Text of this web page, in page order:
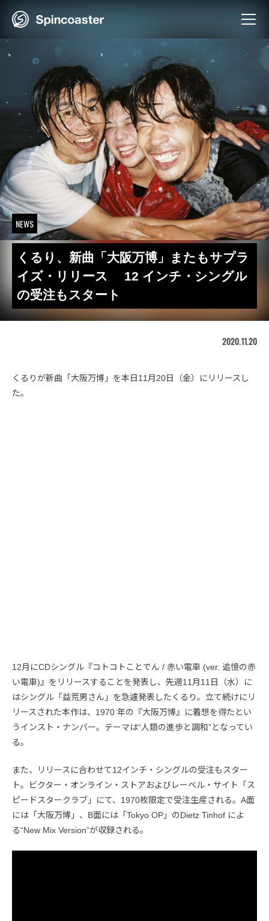
NEWS
くるり、新曲「⼤阪万博」またもサプラ
イズ・リリース 12 インチ・シングル
の受注もスタート
2020.11.20
くるりが新曲「大阪万博」を本日11月20日（金）にリリースし
た。
12月にCDシングル『コトコトことでん / 赤い電車 (ver. 追憶の赤
い電車)』をリリースすることを発表し、先週11月11日（水）に
はシングル「益荒男さん」を急遽発表したくるり。立て続けにリ
リースされた本作は、1970 年の『大阪万博』に着想を得たとい
うインスト・ナンバー。テーマは“人類の進歩と調和”となってい
る。
また、リリースに合わせて12インチ・シングルの受注もスター
ト。ビクター・オンライン・ストアおよびレーベル・サイト「ス
ピードスタークラブ」にて、1970枚限定で受注生産される。A面
には「大阪万博」、B面には「Tokyo OP」のDietz Tinhof によ
る“New Mix Version”が収録される。